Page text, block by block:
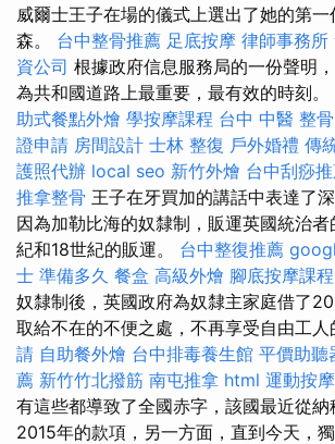
威爾士王子在場的儀式上選出了她的第一
森。 台中整骨推薦 足底按摩 律師事務所
資公司 根據政府信息服務局的一份聲明
為共和國道路上最重要，最有效的時刻。
助式餐點外燴 學按摩課程 台中 中醫 整骨
證申請 房間設計 士林 整復 戶外婚禮 傳
護照代辦 local seo 新竹外燴 台中刮痧
推拿整骨 王子在牙買加的講話中表達了
因為加勒比海的奴隸制，販運英國統治
紀和18世紀的販運。 台中整復推薦
士 準備多久 餐盒 高級外燴 腳底按摩課程
奴隸制後，英國政府為奴隸主家庭借了
取給不在的不便之處，不再享受自由工人
請 自助餐外燴 台中排毒養生館 平價助聽
薦 新竹竹北撥筋 南屯推拿 html 運動按摩
有這些都導致了全國赤字，該國最近從納
2015年的款項，另一方面，直到今天，